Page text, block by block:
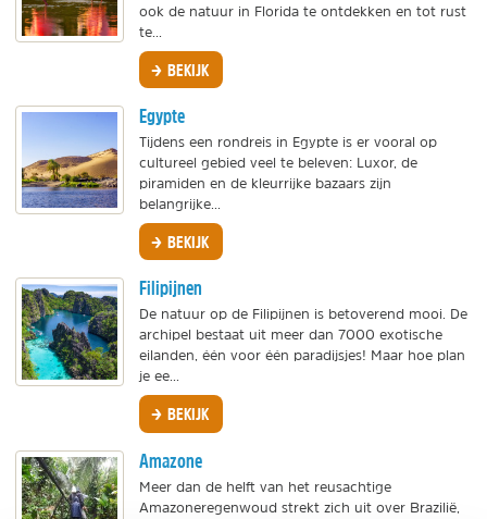
ook de natuur in Florida te ontdekken en tot rust
te...
BEKIJK
Egypte
Tijdens een rondreis in Egypte is er vooral op
cultureel gebied veel te beleven: Luxor, de
piramiden en de kleurrijke bazaars zijn
belangrijke...
BEKIJK
Filipijnen
De natuur op de Filipijnen is betoverend mooi. De
archipel bestaat uit meer dan 7000 exotische
eilanden, één voor één paradijsjes! Maar hoe plan
je ee...
BEKIJK
Amazone
Meer dan de helft van het reusachtige
Amazoneregenwoud strekt zich uit over Brazilië,